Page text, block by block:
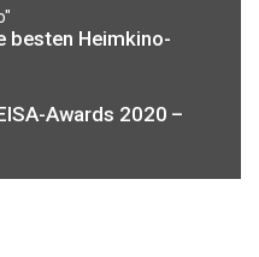
besten Heimkino-
Awards 2020 –